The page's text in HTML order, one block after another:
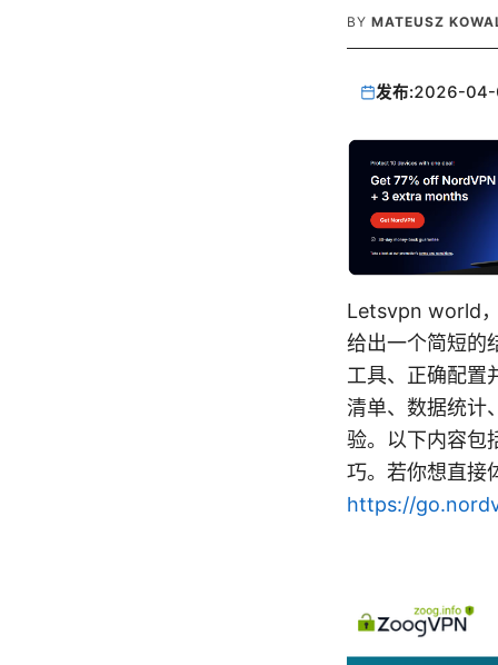
BY MATEUSZ
发布:2026-
Letsvpn world
给出一个简短的
工具、正确配置
清单、数据统计
验。以下内容包
巧。若你想直接
https://